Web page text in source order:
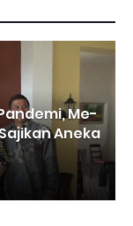
Me-
Aneka